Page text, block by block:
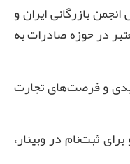
بازرگانی ایران و
در حوزه صادرات به
و فرصت‌های تجارت
ثبت‌نام در وبینار،